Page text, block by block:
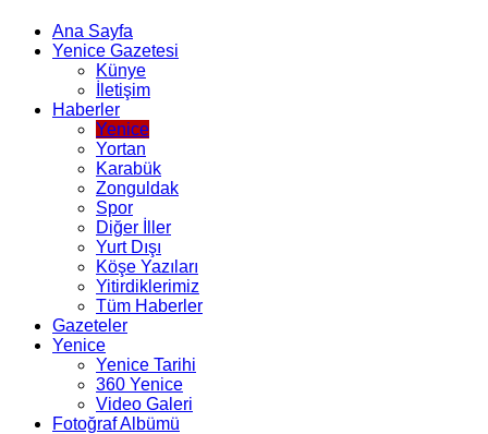
Ana Sayfa
Yenice Gazetesi
Künye
İletişim
Haberler
Yenice
Yortan
Karabük
Zonguldak
Spor
Diğer İller
Yurt Dışı
Köşe Yazıları
Yitirdiklerimiz
Tüm Haberler
Gazeteler
Yenice
Yenice Tarihi
360 Yenice
Video Galeri
Fotoğraf Albümü